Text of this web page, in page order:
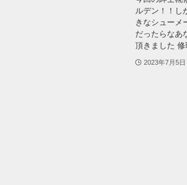
ルデン！！し
きなシューメ
だったらなあ
頂きました 修
2023年7月5日